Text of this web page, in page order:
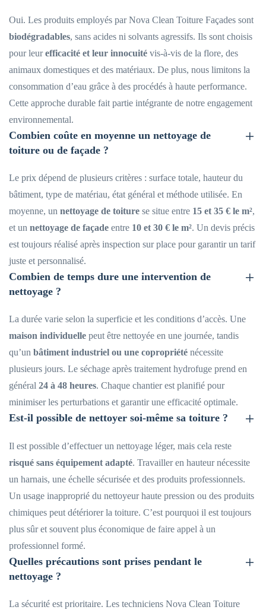
Oui. Les produits employés par Nova Clean Toiture Façades sont
biodégradables, sans acides ni solvants agressifs. Ils sont choisis
pour leurefficacité et leur innocuité vis-à-vis de la flore, des
animaux domestiques et des matériaux. De plus, nous limitons la
consommation d’eau grâce à des procédés à haute performance.
Cette approche durable fait partie intégrante de notre engagement
environnemental.
Combien coûte en moyenne un nettoyage de
toiture ou de façade ?
Le prix dépend de plusieurs critères : surface totale, hauteur du
bâtiment, type de matériau, état général et méthode utilisée. En
moyenne, un nettoyage de toiture se situe entre 15 et 35 € le m²,
et un nettoyage de façade entre 10 et 30 € le m². Un devis précis
est toujours réalisé après inspection sur place pour garantir un tarif
juste et personnalisé.
Combien de temps dure une intervention de
nettoyage ?
La durée varie selon la superficie et les conditions d’accès. Une
maison individuelle peut être nettoyée en une journée, tandis
qu’un bâtiment industriel ou une copropriété nécessite
plusieurs jours. Le séchage après traitement hydrofuge prend en
général 24 à 48 heures. Chaque chantier est planifié pour
minimiser les perturbations et garantir une efficacité optimale.
Est-il possible de nettoyer soi-même sa toiture ?
Il est possible d’effectuer un nettoyage léger, mais cela reste
risqué sans équipement adapté. Travailler en hauteur nécessite
un harnais, une échelle sécurisée et des produits professionnels.
Un usage inapproprié du nettoyeur haute pression ou des produits
chimiques peut détériorer la toiture. C’est pourquoi il est toujours
plus sûr et souvent plus économique de faire appel à un
professionnel formé.
Quelles précautions sont prises pendant le
nettoyage ?
La sécurité est prioritaire. Les techniciens Nova Clean Toiture